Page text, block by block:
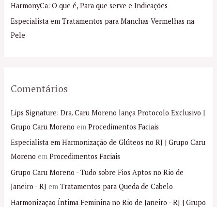
p
o
r
HarmonyCa: O que é, Para que serve e Indicações
Especialista em Tratamentos para Manchas Vermelhas na
Pele
Comentários
Lips Signature: Dra. Caru Moreno lança Protocolo Exclusivo |
Grupo Caru Moreno emProcedimentos Faciais
Especialista em Harmonização de Glúteos no RJ | Grupo Caru
Moreno emProcedimentos Faciais
Grupo Caru Moreno - Tudo sobre Fios Aptos no Rio de
Janeiro - RJ emTratamentos para Queda de Cabelo
Harmonização Íntima Feminina no Rio de Janeiro - RJ | Grupo